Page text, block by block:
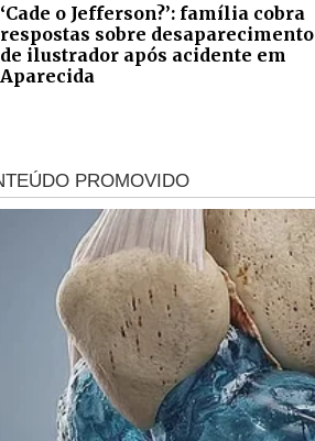
‘Cade o Jefferson?’: família cobra
respostas sobre desaparecimento
de ilustrador após acidente em
Aparecida